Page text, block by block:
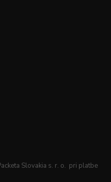
Slovakia s. r. o. pri platbe